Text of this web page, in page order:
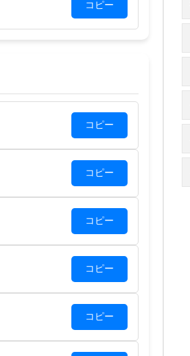
コピー
コピー
コピー
コピー
コピー
コピー